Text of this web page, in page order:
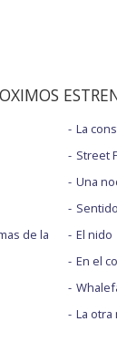
de la
La
Street
Una
El nido
En el
La otra